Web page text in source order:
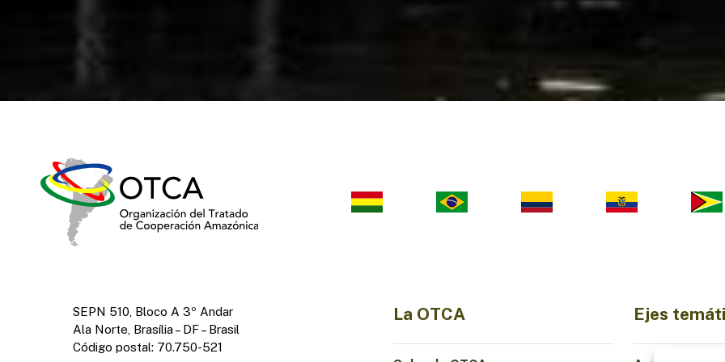
SEPN 510, Bloco A 3º Andar
Ala Norte, Brasília – DF – Brasil
Código postal: 70.750-521
La OTCA Ejes